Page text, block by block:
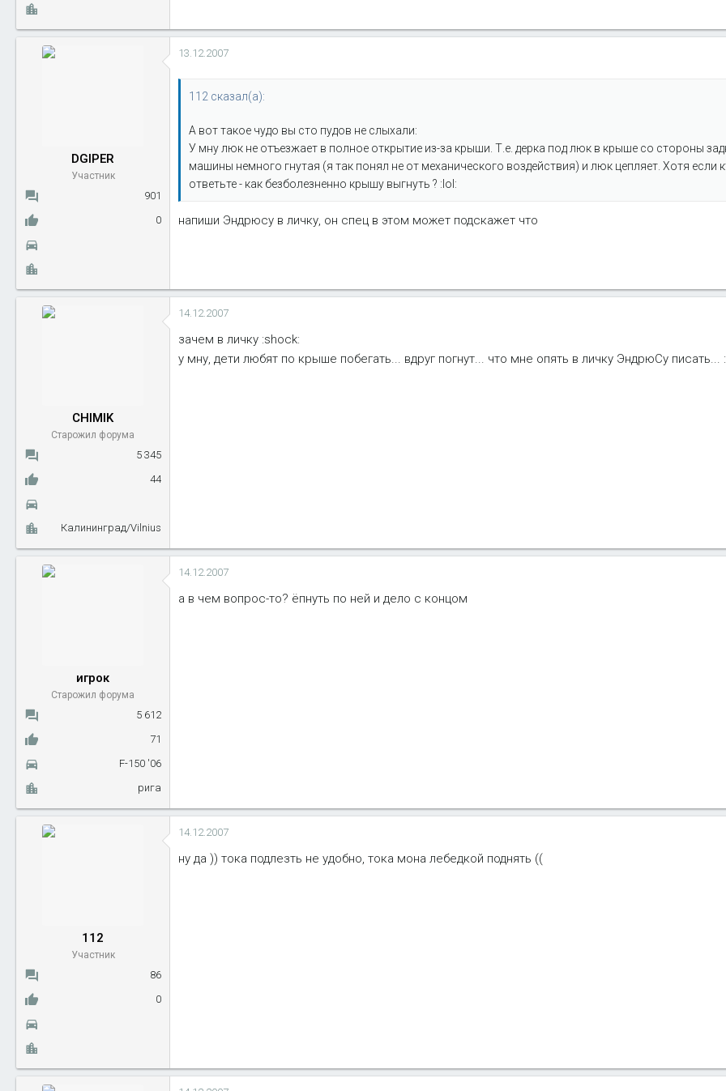
DGIPER
Участник
901
0
13.12.2007
112 сказал(а):
А вот такое чудо вы сто пудов не слыхали:
У мну люк не отъезжает в полное открытие из-за крыши. Т.е. дерка под люк в крыше со стороны
машины немного гнутая (я так понял не от механического воздействия) и люк цепляет. Хотя если
ответьте - как безболезненно крышу выгнуть ? :lol:
напиши Эндрюсу в личку, он спец в этом может подскажет что
CHIMIK
Старожил форума
5 345
44
Калининград/Vilnius
14.12.2007
зачем в личку :shock:
у мну, дети любят по крыше побегать... вдруг погнут... что мне опять в личку ЭндрюСу писать...
игрок
Старожил форума
5 612
71
F-150 '06
рига
14.12.2007
а в чем вопрос-то? ёпнуть по ней и дело с концом
112
Участник
86
0
14.12.2007
ну да )) тока подлезть не удобно, тока мона лебедкой поднять ((